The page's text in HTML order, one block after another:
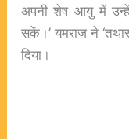
अपनी शेष आयु में
सकें।’ यमराज ने
दिया।